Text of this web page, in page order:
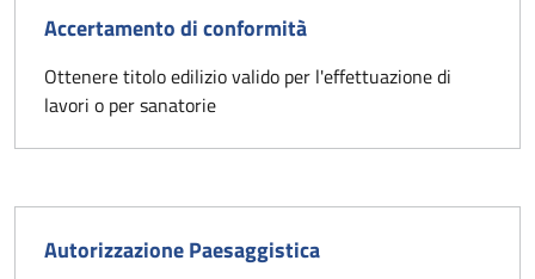
Accertamento di conformità
Ottenere titolo edilizio valido per l'effettuazione di
lavori o per sanatorie
Autorizzazione Paesaggistica